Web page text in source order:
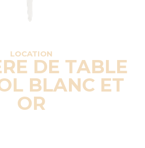
LOCATION
DE TABLE
BLANC ET
OR